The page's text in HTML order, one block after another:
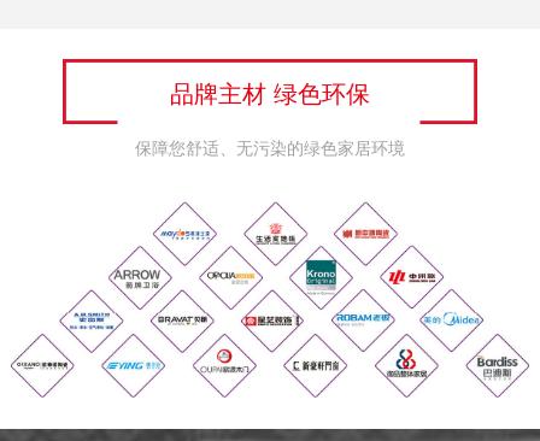
品牌主材 绿色环保
保障您舒适、无污染的绿色家居环境